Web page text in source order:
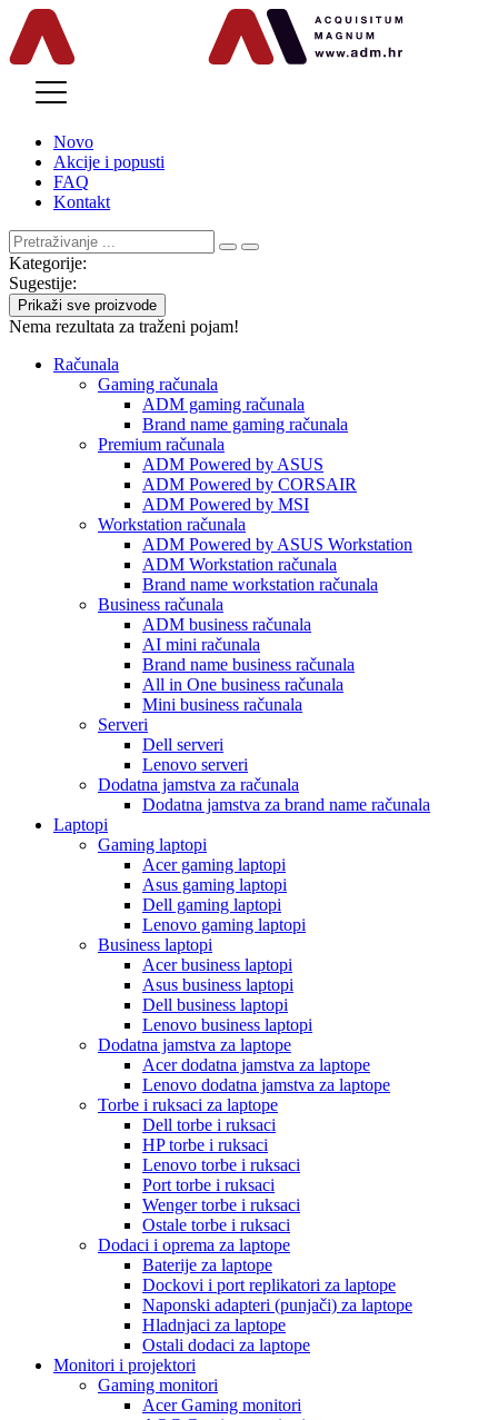
Novo
Akcije i popusti
FAQ
Kontakt
Kategorije:
Sugestije:
Prikaži sve proizvode
Nema rezultata za traženi pojam!
Računala
Gaming računala
ADM gaming računala
Brand name gaming računala
Premium računala
ADM Powered by ASUS
ADM Powered by CORSAIR
ADM Powered by MSI
Workstation računala
ADM Powered by ASUS Workstation
ADM Workstation računala
Brand name workstation računala
Business računala
ADM business računala
AI mini računala
Brand name business računala
All in One business računala
Mini business računala
Serveri
Dell serveri
Lenovo serveri
Dodatna jamstva za računala
Dodatna jamstva za brand name računala
Laptopi
Gaming laptopi
Acer gaming laptopi
Asus gaming laptopi
Dell gaming laptopi
Lenovo gaming laptopi
Business laptopi
Acer business laptopi
Asus business laptopi
Dell business laptopi
Lenovo business laptopi
Dodatna jamstva za laptope
Acer dodatna jamstva za laptope
Lenovo dodatna jamstva za laptope
Torbe i ruksaci za laptope
Dell torbe i ruksaci
HP torbe i ruksaci
Lenovo torbe i ruksaci
Port torbe i ruksaci
Wenger torbe i ruksaci
Ostale torbe i ruksaci
Dodaci i oprema za laptope
Baterije za laptope
Dockovi i port replikatori za laptope
Naponski adapteri (punjači) za laptope
Hladnjaci za laptope
Ostali dodaci za laptope
Monitori i projektori
Gaming monitori
Acer Gaming monitori